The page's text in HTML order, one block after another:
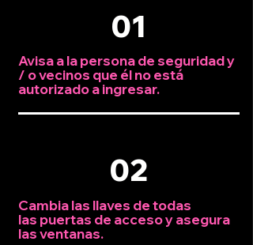
01
Avisa a la persona de seguridad y
/ o vecinos que él no está
autorizado a ingresar.
02
Cambia las llaves de todas
las puertas de acceso y asegura
las ventanas.